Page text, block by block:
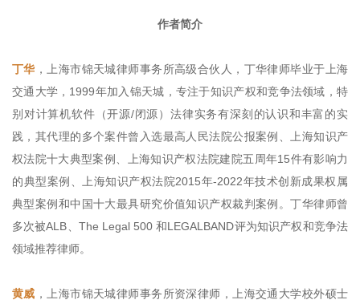
作者简介
丁华，上海市锦天城律师事务所高级合伙人，丁华律师毕业于上海
交通大学，1999年加入锦天城，专注于知识产权和竞争法领域，特
别对计算机软件（开源/闭源）法律实务有深刻的认识和丰富的实
践，其代理的多个案件曾入选最高人民法院公报案例、上海知识产
权法院十大典型案例、上海知识产权法院建院五周年15件有影响力
的典型案例、上海知识产权法院2015年-2022年技术创新成果权属
典型案例和中国十大最具研究价值知识产权裁判案例。丁华律师曾
多次被ALB、The Legal 500 和LEGALBAND评为知识产权和竞争法
领域推荐律师。
黄威 ，上海市锦天城律师事务所资深律师，上海交通大学校外硕士